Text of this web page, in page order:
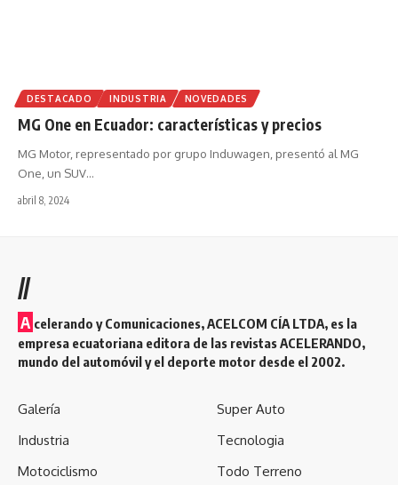
DESTACADO INDUSTRIA NOVEDADES
MG One en Ecuador: características y precios
MG Motor, representado por grupo Induwagen, presentó al MG
One, un SUV…
abril 8, 2024
//
A celerando y Comunicaciones, ACELCOM CÍA LTDA, es la
empresa ecuatoriana editora de las revistas ACELERANDO,
mundo del automóvil y el deporte motor desde el 2002.
Galería
Industria
Motociclismo
Super Auto
Tecnologia
Todo Terreno